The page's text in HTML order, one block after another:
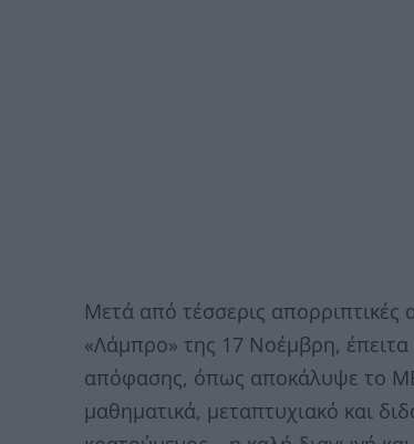
Μετά από τέσσερις απορριπτικές
«Λάμπρο» της 17 Νοέμβρη,
απόφασης, όπως αποκάλυψε το
μαθηματικά, μεταπτυχιακό και